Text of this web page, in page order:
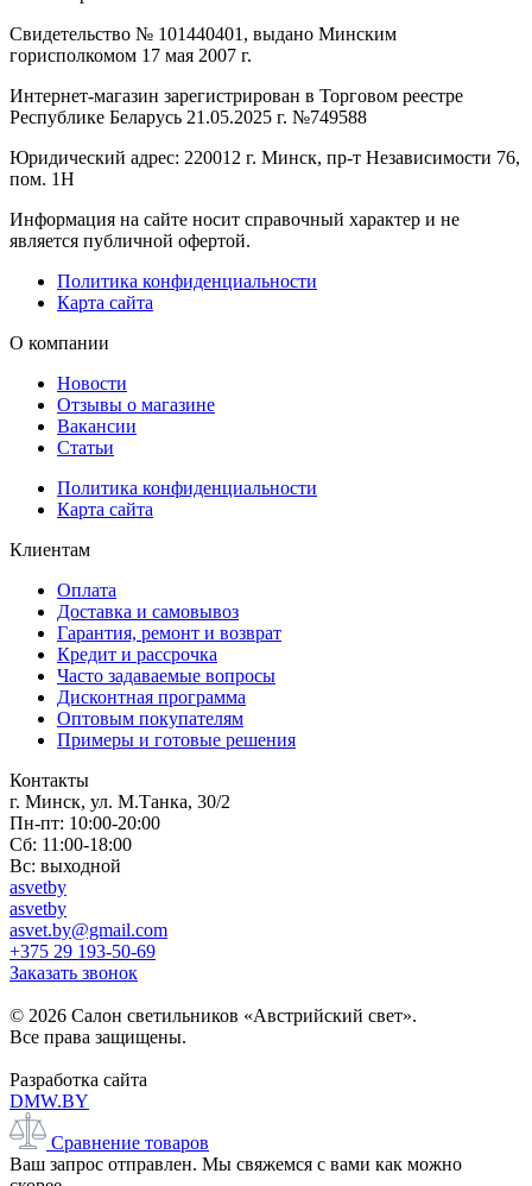
Свидетельство № 101440401, выдано Минским
горисполкомом 17 мая 2007 г.
Интернет-магазин зарегистрирован в Торговом реестре
Республике Беларусь 21.05.2025 г. №749588
Юридический адрес: 220012 г. Минск, пр-т Независимости 76,
пом. 1Н
Информация на сайте носит справочный характер и не
является публичной офертой.
Политика конфиденциальности
Карта сайта
О компании
Новости
Отзывы о магазине
Вакансии
Статьи
Политика конфиденциальности
Карта сайта
Клиентам
Оплата
Доставка и самовывоз
Гарантия, ремонт и возврат
Кредит и рассрочка
Часто задаваемые вопросы
Дисконтная программа
Оптовым покупателям
Примеры и готовые решения
Контакты
г. Минск, ул. М.Танка, 30/2
Пн-пт: 10:00-20:00
Сб: 11:00-18:00
Вс: выходной
asvetby
asvetby
asvet.by@gmail.com
+375 29 193-50-69
Заказать звонок
© 2026 Салон светильников «Австрийский свет».
Все права защищены.
Разработка сайта
DMW.BY
Сравнение товаров
Ваш запрос отправлен. Мы свяжемся с вами как можно